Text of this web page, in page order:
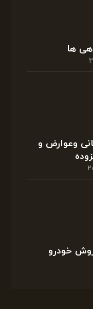
ها
وعوارض و
خودرو